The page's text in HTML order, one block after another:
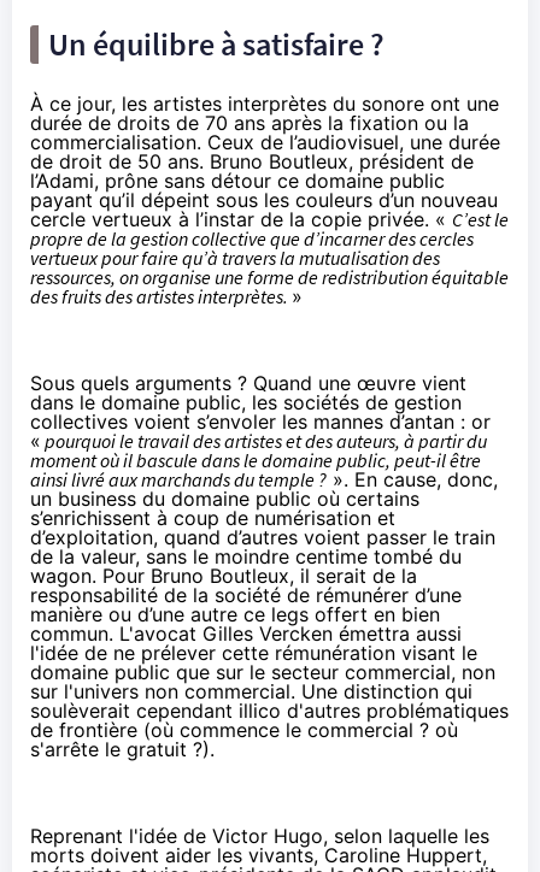
Un équilibre à satisfaire ?
À ce jour, les artistes interprètes du sonore ont une
durée de droits de 70 ans après la fixation ou la
commercialisation. Ceux de l’audiovisuel, une durée
de droit de 50 ans. Bruno Boutleux, président de
l’Adami, prône sans détour ce domaine public
payant qu’il dépeint sous les couleurs d’un nouveau
cercle vertueux à l’instar de la copie privée. « C’est le
propre de la gestion collective que d’incarner des cercles
vertueux pour faire qu’à travers la mutualisation des
ressources, on organise une forme de redistribution équitable
des fruits des artistes interprètes. »
Sous quels arguments ? Quand une œuvre vient
dans le domaine public, les sociétés de gestion
collectives voient s’envoler les mannes d’antan : or
« pourquoi le travail des artistes et des auteurs, à partir du
moment où il bascule dans le domaine public, peut-il être
ainsi livré aux marchands du temple ? ». En cause, donc,
un business du domaine public où certains
s’enrichissent à coup de numérisation et
d’exploitation, quand d’autres voient passer le train
de la valeur, sans le moindre centime tombé du
wagon. Pour Bruno Boutleux, il serait de la
responsabilité de la société de rémunérer d’une
manière ou d’une autre ce legs offert en bien
commun. L'avocat Gilles Vercken émettra aussi
l'idée de ne prélever cette rémunération visant le
domaine public que sur le secteur commercial, non
sur l'univers non commercial. Une distinction qui
soulèverait cependant illico d'autres problématiques
de frontière (où commence le commercial ? où
s'arrête le gratuit ?).
Reprenant l'idée de Victor Hugo, selon laquelle les
morts doivent aider les vivants, Caroline Huppert,